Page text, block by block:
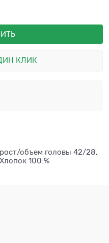
КЛИК
объем головы 42/28,
100:%